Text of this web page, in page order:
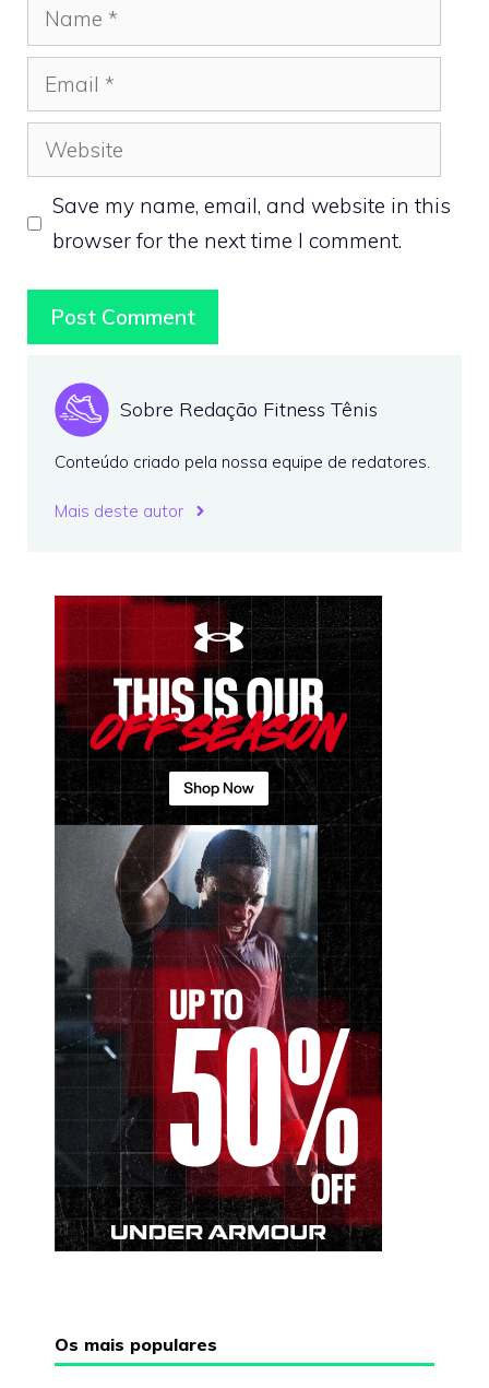
Name
Email
Website
Save my name, email, and website in this
browser for the next time I comment.
Sobre Redação Fitness Tênis
Conteúdo criado pela nossa equipe de redatores.
Mais deste autor
Os mais populares